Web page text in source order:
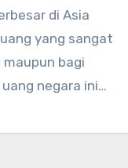
di Asia
yang sangat
bagi
negara ini…